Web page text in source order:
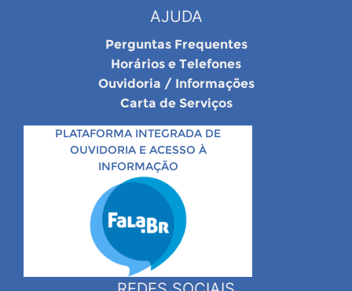
AJUDA
Perguntas Frequentes
Horários e Telefones
Ouvidoria / Informações
Carta de Serviços
PLATAFORMA INTEGRADA DE
OUVIDORIA E ACESSO À
INFORMAÇÃO